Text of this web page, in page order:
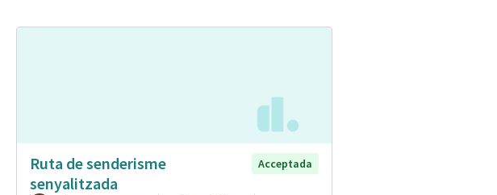
Ruta de senderisme
senyalitzada
Acceptada